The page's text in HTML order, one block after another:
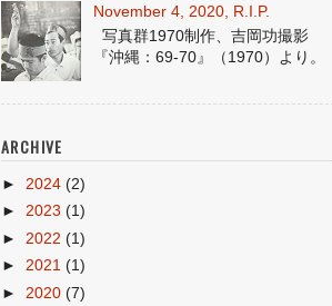
November 4, 2020, R.I.P.
写真群1970制作、吉岡功撮影
『沖縄：69-70』（1970）より。
ARCHIVE
► 2024 (2)
► 2023 (1)
► 2022 (1)
► 2021 (1)
► 2020 (7)